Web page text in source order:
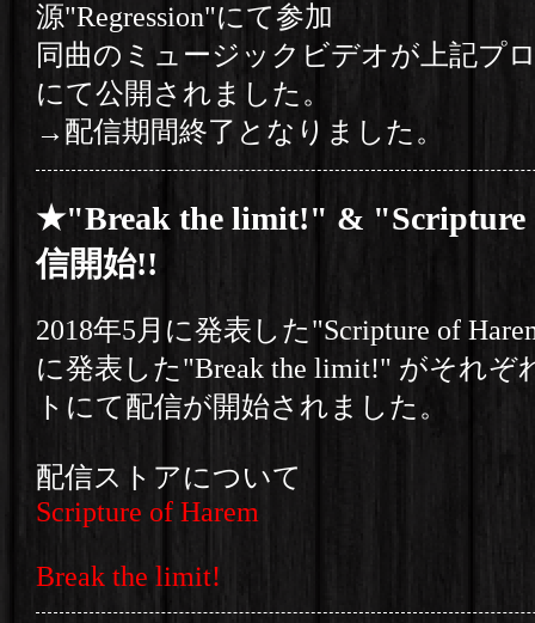
源"Regression"にて参加
同曲のミュージックビデオが上記プ
にて公開されました。
→配信期間終了となりました。
★"Break the limit!" & "Scripture
信開始!!
2018年5月に発表した"Scripture of
に発表した"Break the limit!" がそれぞ
トにて配信が開始されました。
配信ストアについて
Scripture of Harem
Break the limit!